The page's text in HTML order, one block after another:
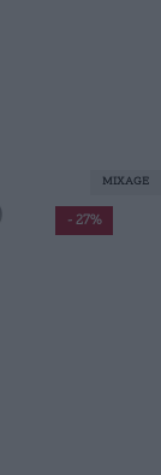
- 27%
MIXAGE